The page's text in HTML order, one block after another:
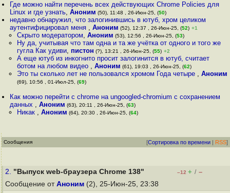
Где можно найти перечень всех действующих Chrome Policies для
Linux и где узнать,Аноним (50), 11:48 , 26-Июн-25, (50)
недавно обнаружил, что залогинившись в ютуб, хром целиком
аутентифицировал меня ,Аноним (52), 12:37 , 26-Июн-25, (52) +1
Скрыто модератором, Аноним (53), 12:56 , 26-Июн-25, (53)
Ну да, учитывая что там одна и та же учётка от одного и того же
гугла Как удиви, пистон (?), 13:21 , 26-Июн-25, (55) +2
А еще ютуб из инкогнито просит залогинится в ютуб, считает
ботом на любом видео , Аноним (61), 19:03 , 26-Июн-25, (62)
Это ты сколько лет не пользовался хромом Года четыре , Аноним
(69), 10:56 , 01-Июл-25, (69)
Как можно перейти с chrome на ungoogled-chromium с сохранением
данных ,Аноним (63), 20:11 , 26-Июн-25, (63)
Никак , Аноним (64), 20:30 , 26-Июн-25, (64)
Сообщения [Сортировка по времени | RSS]
2. "Выпуск web-браузера Chrome 138" –12 + / –
Сообщение от Аноним (2), 25-Июн-25, 23:38